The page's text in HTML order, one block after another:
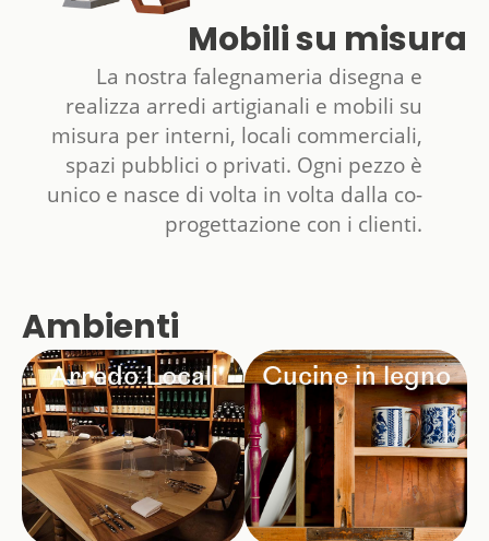
Mobili su misura
La nostra falegnameria disegna e
realizza arredi artigianali e mobili su
misura per interni, locali commerciali,
spazi pubblici o privati. Ogni pezzo è
unico e nasce di volta in volta dalla co-
progettazione con i clienti.
Ambienti
Arredo Locali Cucine in legno